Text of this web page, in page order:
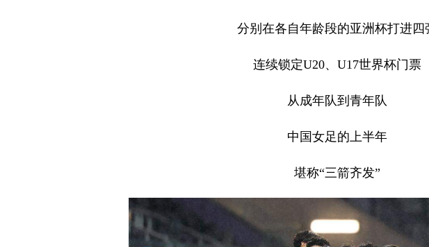
分别在各自年龄段的亚洲杯打进四
连续锁定U20、U17世界杯门票
从成年队到青年队
中国女足的上半年
堪称“三箭齐发”